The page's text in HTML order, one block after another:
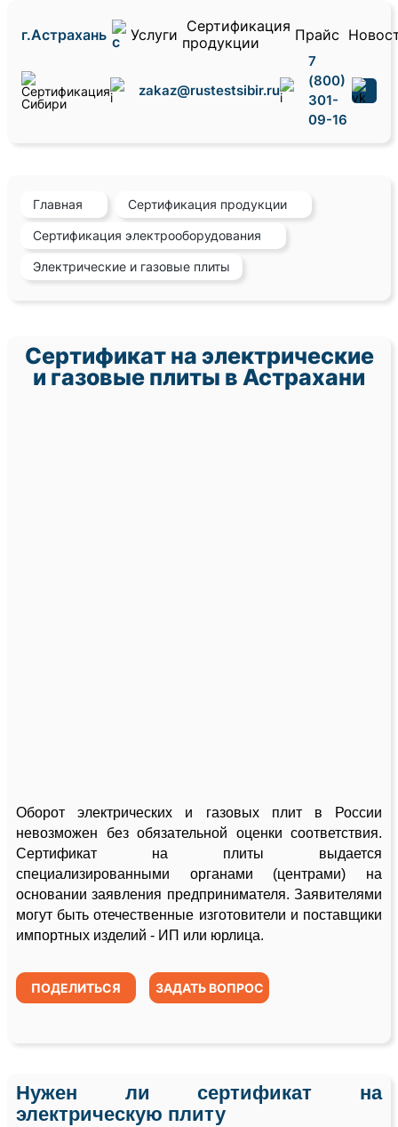
г.Астрахань Услуги Сертификация
продукции
Прайс
zakaz@rustestsibir.ru
7
(800)
301-
09-16
Главная Сертификация продукции
Сертификация электрооборудования
Электрические и газовые плиты
Сертификат на электрические
и газовые плиты в Астрахани
Оборот электрических и газовых плит в России
невозможен без обязательной оценки соответствия.
Сертификат на плиты выдается
специализированными органами (центрами) на
основании заявления предпринимателя. Заявителями
могут быть отечественные изготовители и поставщики
импортных изделий - ИП или юрлица.
ПОДЕЛИТЬСЯ ЗАДАТЬ ВОПРОС
Нужен ли сертификат на
электрическую плиту